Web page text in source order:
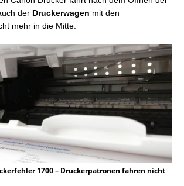
der Druckerwagen mit den
mehr in die Mitte.
1700 – Druckerpatronen fahren nicht